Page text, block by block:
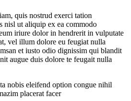
quis nostrud exerci tation
nisl ut aliquip ex ea commodo
iriure dolor in hendrerit in vulputate
vel illum dolore eu feugiat nulla
et iusto odio dignissim qui blandit
augue duis dolore te feugait nulla
nobis eleifend option congue nihil
placerat facer